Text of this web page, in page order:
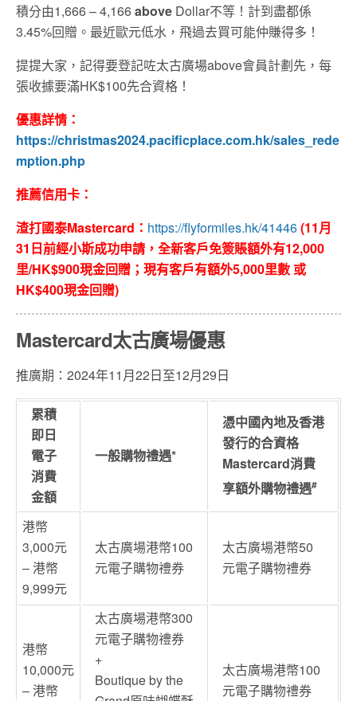
積分由1,666 – 4,166above Dollar不等！計到盡都係
3.45%回贈。最近歐元低水，飛過去買可能仲賺得多！
提提大家，記得要登記咗太古廣場above會員計劃先，每
張收據要滿HK$100先合資格！
優惠詳情：
https://christmas2024.pacificplace.com.hk/sales_rede
mption.php
推薦信用卡：
渣打國泰Mastercard： https://flyformiles.hk/41446(11月
31日前經小斯成功申請，全新客戶免簽賬額外有12,000
里/HK$900現金回贈；現有客戶有額外5,000里數 或
HK$400現金回贈)
Mastercard太古廣場優惠
推廣期：2024年11月22日至12月29日
累積
即日
電子
消費
金額
一般購物禮遇*
憑中國內地及香港
發行的合資格
Mastercard消費
享額外購物禮遇#
港幣
3,000元
– 港幣
9,999元
太古廣場港幣100
元電子購物禮券
太古廣場港幣50
元電子購物禮券
港幣
10,000元
– 港幣
太古廣場港幣300
元電子購物禮券
+
Boutique by the
太古廣場港幣100
元電子購物禮券